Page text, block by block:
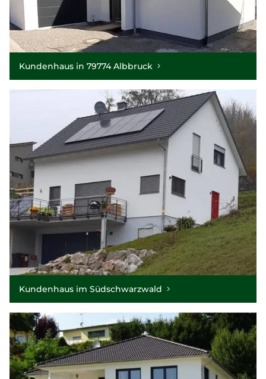
Kundenhaus in 79774 Albbruck
Kundenhaus im Südschwarzwald